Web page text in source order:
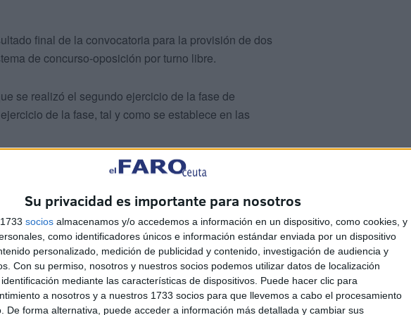
Su privacidad es importante para nosotros
socios almacenamos y/o accedemos a información en un dispositivo, como cookies, y
como identificadores únicos e información estándar enviada por un dispositivo
personalizado, medición de publicidad y contenido, investigación de audiencia y
Con su permiso, nosotros y nuestros socios podemos utilizar datos de localización
mediante las características de dispositivos. Puede hacer clic para
a nosotros y a nuestros 1733 socios para que llevemos a cabo el procesamiento
De forma alternativa, puede acceder a información más detallada y cambiar sus
final de la convocatoria para la provisión de dos
de concurso-oposición por turno libre.
se realizó el segundo ejercicio de la fase de
de la fase, tal y como se establece en las
con la aclaratoria de que “al no haber ningún
que haya superado todas las pruebas
para dicho cupo se asigna a la segunda clasificada